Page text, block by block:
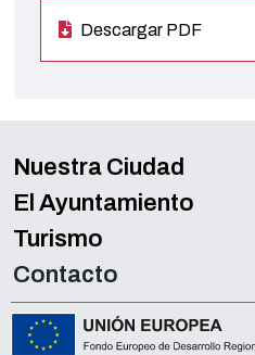
Descargar PDF
Nuestra Ciudad
El Ayuntamiento
Turismo
Contacto